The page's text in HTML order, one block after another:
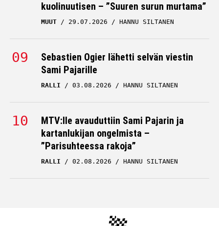
kuolinuutisen – ”Suuren surun murtama”
MUUT 29.07.2026 HANNU SILTANEN
Sebastien Ogier lähetti selvän viestin
Sami Pajarille
RALLI 03.08.2026 HANNU SILTANEN
MTV:lle avauduttiin Sami Pajarin ja
kartanlukijan ongelmista –
”Parisuhteessa rakoja”
RALLI 02.08.2026 HANNU SILTANEN